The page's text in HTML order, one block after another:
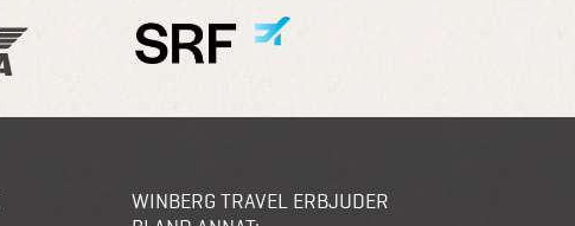
WINBERG TRAVEL ERBJUDER